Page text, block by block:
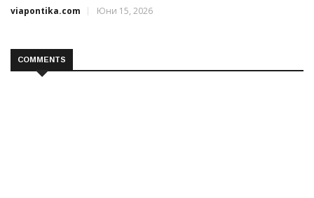
viapontika.com
Юни 15, 2026
COMMENTS